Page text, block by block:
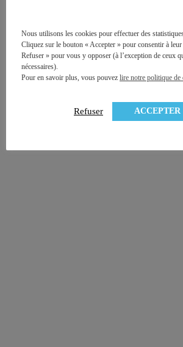
Nous utilisons les cookies pour effectuer des
Cliquez sur le bouton « Accepter » pour consentir à
Refuser » pour vous y opposer (à l’exception de ceux
nécessaires).
Pour en savoir plus, vous pouvez lire notre politique de
Refuser ACCEPTER